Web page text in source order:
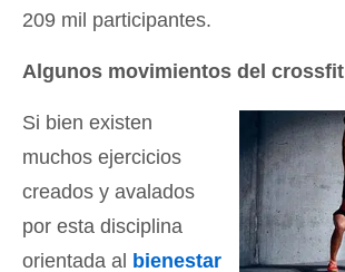
209 mil participantes.
Algunos movimientos del crossfit
Si bien existen
muchos ejercicios
creados y avalados
por esta disciplina
orientada al bienestar